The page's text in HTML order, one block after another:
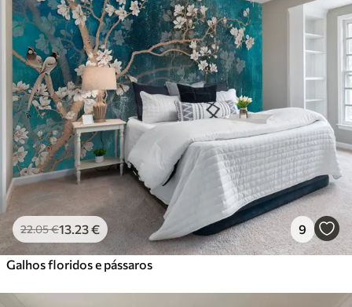
22.05€13 .23€ 9
Galhos floridos e pássaros